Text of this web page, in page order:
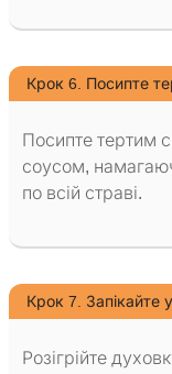
Крок 6. Посипте
Посипте тертим
соусом,
по всій страві.
Крок 7. Запікайте
Розігрійте